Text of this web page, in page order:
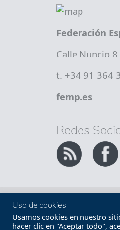
Federación
Calle Nuncio
t. +34 91 364
femp.es
Redes
Uso de cookies
Usamos cookies en nuestro
hacer clic en "Aceptar todo",